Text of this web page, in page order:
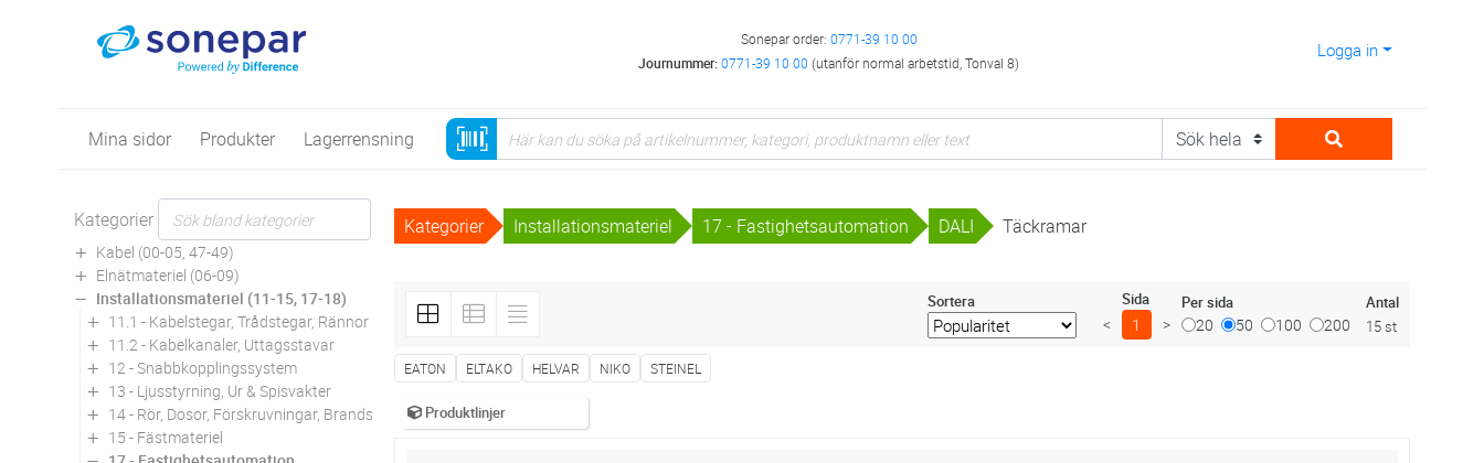
Sonepar order: 0771-39 10 00
Journummer:0771-39 10 00 (utanför normal arbetstid, Tonval 8)
Logga in
Mina sidor Produkter Lagerrensning
Kategorier
Kabel (00-05, 47-49)
Elnätmateriel (06-09)
Installationsmateriel (11-15, 17-18)
11.1 - Kabelstegar, Trådstegar, Rännor
11.2 - Kabelkanaler, Uttagsstavar
12 - Snabbkopplingssystem
13 - Ljusstyrning, Ur & Spisvakter
14 - Rör, Dosor, Förskruvningar, Brandskydd
15 - Fästmateriel
Kategorier Installationsmateriel 17 - Fastighetsautomation DALI Täckramar
Sortera Sida
< 1 >
Per sida
20 50 100 200
Antal
15 st
EATON ELTAKO HELVAR NIKO STEINEL
Produktlinjer